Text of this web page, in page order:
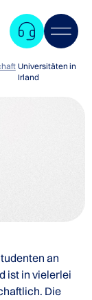
Universitäten in
Irland
an
ist in vielerlei
Die